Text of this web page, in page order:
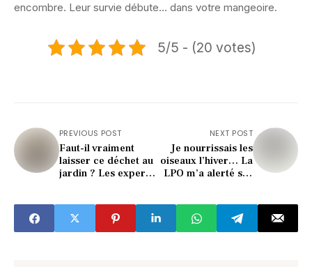
encombre. Leur survie débute… dans votre mangeoire.
5/5 - (20 votes)
PREVIOUS POST
Faut-il vraiment
laisser ce déchet au
jardin ? Les experts
NEXT POST
Je nourrissais les
oiseaux l’hiver… La
LPO m’a alerté sur